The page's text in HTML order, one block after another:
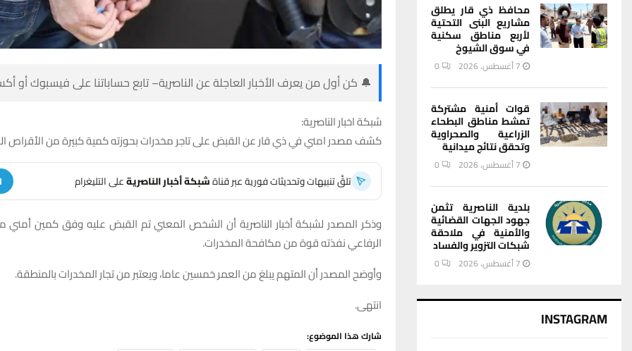
🔔 كن أول من يعرف الأخبار العاجلة عن الناصرية– تابع حساباتنا على فيسبوك أو
شبكة اخبار الناصرية:
كشف مصدر امني في ذي قار عن القبض على تاجر مخدرات بحوزته كمية كبيرة من الأقراص
تلقَّ تنبيهات وتحديثات فورية عبر قناةشبكة أخبار الناصريةعلى التليغرام
وذكر المصدر لشبكة أخبار الناصرية أن الشخص المعني تم القبض عليه وفق كمين
الرفاعي نفذته قوة من مكافحة المخدرات.
وأوضح المصدر أن المتهم يبلغ من العمر خمسين عاما، ويعتبر من تجار المخدرات بالمنطقة.
انتهى.
شارك هذا الموضوع:
محافظ ذي قار يطلق
مشاريع البنى التحتية
لأربع مناطق سكنية
في سوق الشيوخ
7 أغسطس، 2026 0
قوات أمنية مشتركة
تمشط مناطق البطحاء
الزراعية والصحراوية
وتحقق نتائج ميدانية
7 أغسطس، 2026 0
بلدية الناصرية تثمن
جهود الجهات القضائية
والأمنية في ملاحقة
شبكات التزوير والفساد
7 أغسطس، 2026 0
INSTAGRAM